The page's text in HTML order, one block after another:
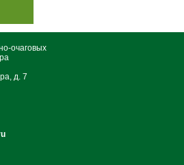
очаговых
д. 7